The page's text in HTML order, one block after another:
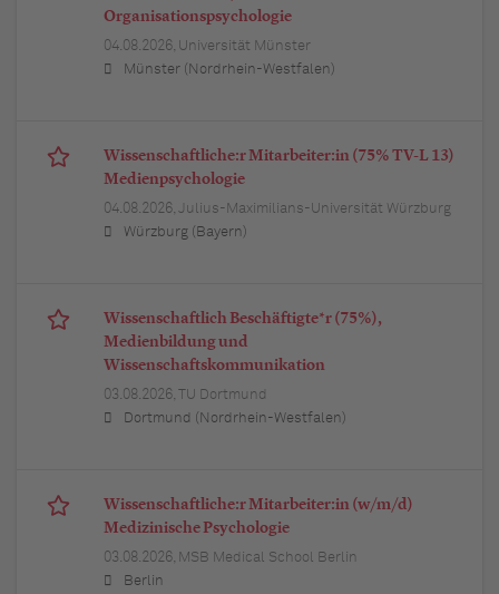
Organisationspsychologie
04.08.2026, Universität Münster
Münster (Nordrhein-Westfalen)
Wissenschaftliche:r Mitarbeiter:in (75% TV-L 13)
Medienpsychologie
04.08.2026, Julius-Maximilians-Universität Würzburg
Würzburg (Bayern)
Wissenschaftlich Beschäftigte*r (75%),
Medienbildung und
Wissenschaftskommunikation
03.08.2026, TU Dortmund
Dortmund (Nordrhein-Westfalen)
Wissenschaftliche:r Mitarbeiter:in (w/m/d)
Medizinische Psychologie
03.08.2026, MSB Medical School Berlin
Berlin